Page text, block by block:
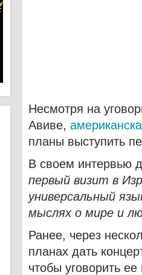
Несмотря на
Авиве,
планы выступить
В своем интервью
первый визит в
универсальный
мыслях о мире и
Ранее, через
планах дать
чтобы уговорить